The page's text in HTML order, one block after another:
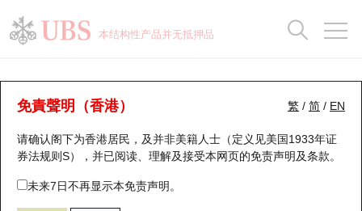
本结构性产品并无抵押品
繁 / 简 / EN
免責聲明（香港）
请确认阁下为香港居民，及并非美籍人士（定义见美国1933年证
券法规则S），并已阅读、理解及接受本网页的免责声明及条款。
未来7日不再显示本免责声明。
认股证分析仪
表现 街货统计 比较
26034 瑞银认购 0388 香港交易所
瑞银认股证一览
新发行瑞银认股证
即将到期认股证
街货统计
比较
牛熊全景快搜
牛熊证搜寻
牛熊证街货分布图
街货统计
比较
十大升幅/跌幅
十大认股证成交分布
十天股证占大市成交
正股分析仪
二十大活跃股份
恒指成份股
持股比重
显示所有持股比重
每月轮证大市专题
轮证专栏
讲座及教育短片